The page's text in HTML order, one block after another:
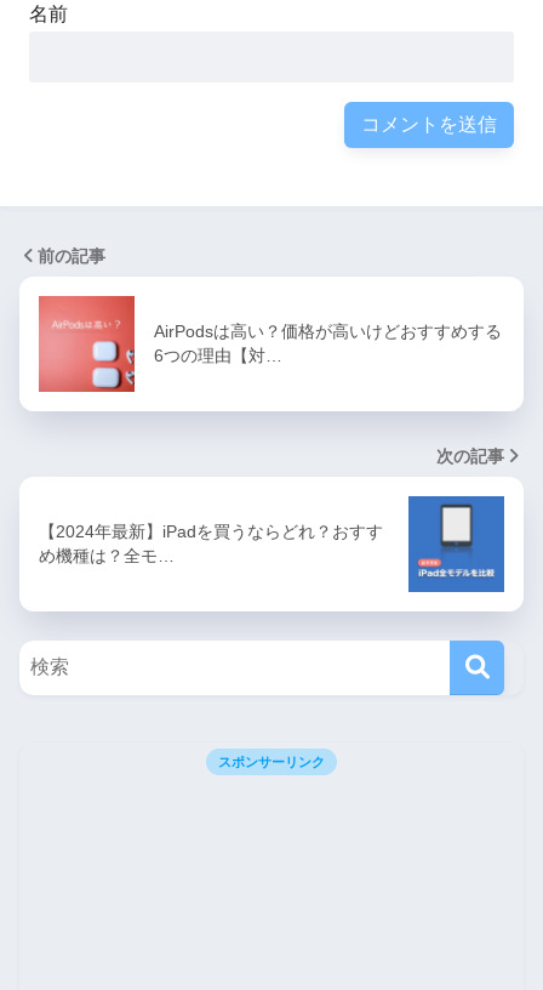
名前
前の記事
AirPodsは高い？価格が高いけどおすすめする
6つの理由【対…
次の記事
【2024年最新】iPadを買うならどれ？おすす
め機種は？全モ…
スポンサーリンク